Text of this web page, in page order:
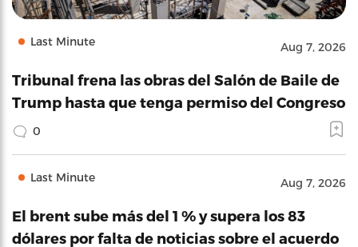
Last Minute Aug 7, 2026
Tribunal frena las obras del Salón de Baile de
Trump hasta que tenga permiso del Congreso
0
Last Minute Aug 7, 2026
El brent sube más del 1 % y supera los 83
dólares por falta de noticias sobre el acuerdo